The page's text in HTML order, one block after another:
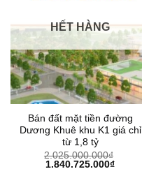
HẾT HÀNG
Bán đất mặt tiền đường
Dương Khuê khu K1 giá chỉ
từ 1,8 tỷ
2.025.000.000₫
Giá
1.840.725.000₫Giá